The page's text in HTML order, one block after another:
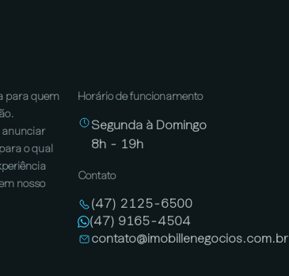
para quem
anunciar
o qual
nosso
Horário de funcionamento
Segunda à Domingo
8h - 19h
Contato
(47) 2125-6500
(47) 9165-4504
contato@imobillenegocios.com.br